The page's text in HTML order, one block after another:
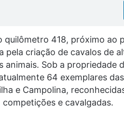
quilômetro 418, próximo ao
pela criação de cavalos de
Sob a propriedade
64 exemplares
e Campolina,
e cavalgadas.